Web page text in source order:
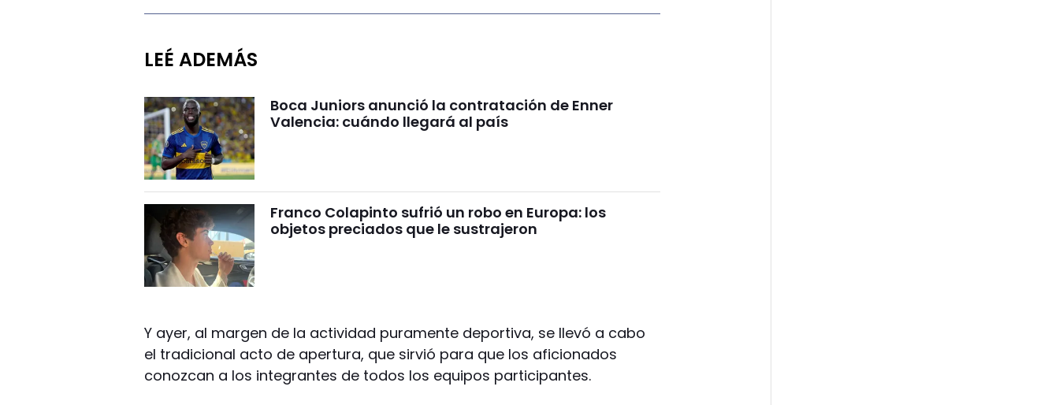
LEÉ ADEMÁS
Boca Juniors anunció la contratación de Enner
Valencia: cuándo llegará al país
Franco Colapinto sufrió un robo en Europa: los
objetos preciados que le sustrajeron
Y ayer, al margen de la actividad puramente deportiva, se llevó a cabo
el tradicional acto de apertura, que sirvió para que los aficionados
conozcan a los integrantes de todos los equipos participantes.